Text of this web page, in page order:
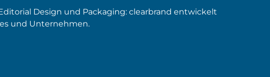
Design und Packaging: clearbrand entwickelt
und Unternehmen.